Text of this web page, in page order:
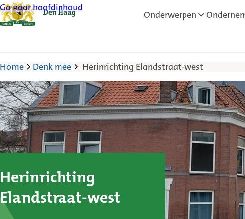
Ga naar hoofdinhoud
Onderwerpen
Home Denk mee Herinrichting Elandstraat-west
Herinrichting
Elandstraat-west